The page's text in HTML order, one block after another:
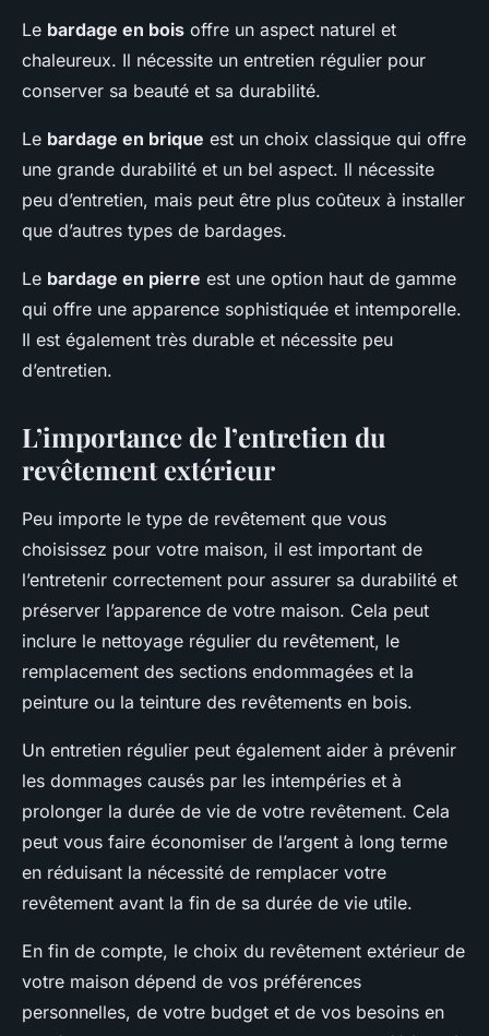
Le bardage en bois offre un aspect naturel et
chaleureux. Il nécessite un entretien régulier pour
conserver sa beauté et sa durabilité.
Le bardage en brique est un choix classique qui offre
une grande durabilité et un bel aspect. Il nécessite
peu d’entretien, mais peut être plus coûteux à installer
que d’autres types de bardages.
Le bardage en pierre est une option haut de gamme
qui offre une apparence sophistiquée et intemporelle.
Il est également très durable et nécessite peu
d’entretien.
L’importance de l’entretien du
revêtement extérieur
Peu importe le type de revêtement que vous
choisissez pour votre maison, il est important de
l’entretenir correctement pour assurer sa durabilité et
préserver l’apparence de votre maison. Cela peut
inclure le nettoyage régulier du revêtement, le
remplacement des sections endommagées et la
peinture ou la teinture des revêtements en bois.
Un entretien régulier peut également aider à prévenir
les dommages causés par les intempéries et à
prolonger la durée de vie de votre revêtement. Cela
peut vous faire économiser de l’argent à long terme
en réduisant la nécessité de remplacer votre
revêtement avant la fin de sa durée de vie utile.
En fin de compte, le choix du revêtement extérieur de
votre maison dépend de vos préférences
personnelles, de votre budget et de vos besoins en